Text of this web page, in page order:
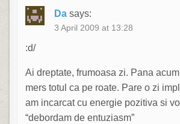
Da says:
3 April 2009 at 13:28
:d/
Ai dreptate, frumoasa zi. Pana
mers totul ca pe roate. Pare o zi
am incarcat cu energie pozitiva si
“debordam de entuziasm”